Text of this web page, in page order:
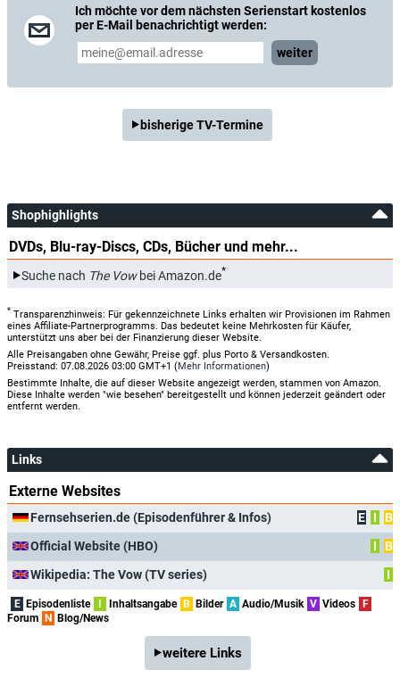
Ich möchte vor dem nächsten Serienstart kostenlos
per E-Mail benachrichtigt werden:
weiter
bisherige TV-Termine
Shophighlights
DVDs, Blu-ray-Discs, CDs, Bücher und mehr...
Suche nach The Vowbei Amazon.de*
* Transparenzhinweis: Für gekennzeichnete Links erhalten wir Provisionen im Rahmen
eines Affiliate-Partnerprogramms. Das bedeutet keine Mehrkosten für Käufer,
unterstützt uns aber bei der Finanzierung dieser Website.
Alle Preisangaben ohne Gewähr, Preise ggf. plus Porto & Versandkosten.
Preisstand: 07.08.2026 03:00 GMT+1 (Mehr Informationen)
Bestimmte Inhalte, die auf dieser Website angezeigt werden, stammen von Amazon.
Diese Inhalte werden "wie besehen" bereitgestellt und können jederzeit geändert oder
entfernt werden.
Links
Externe Websites
Fernsehserien.de (Episodenführer & Infos) E I
B
Official Website (HBO)
I
B
Wikipedia: The Vow (TV series)
I
E Episodenliste I Inhaltsangabe B Bilder A Audio/Musik V Videos F
Forum N Blog/News
weitere Links